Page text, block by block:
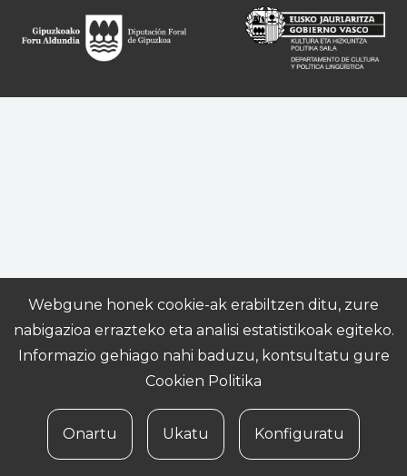
Webgune honek cookie-ak erabiltzen ditu, zure
nabigazioa errazteko eta analisi estatistikoak egiteko.
Informazio gehiago nahi baduzu, kontsultatu gure
Cookien Politika
Onartu Ukatu Konfiguratu